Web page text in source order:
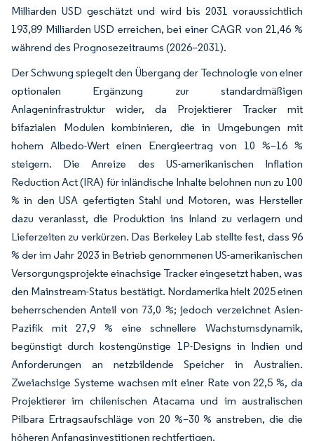
Milliarden USD geschätzt und wird bis 2031 voraussichtlich
193,89 Milliarden USD erreichen, bei einer CAGR von 21,46 %
während des Prognosezeitraums (2026–2031).
Der Schwung spiegelt den Übergang der Technologie von einer
optionalen Ergänzung zur standardmäßigen
Anlageninfrastruktur wider, da Projektierer Tracker mit
bifazialen Modulen kombinieren, die in Umgebungen mit
hohem Albedo-Wert einen Energieertrag von 10 %–16 %
steigern. Die Anreize des US-amerikanischen Inflation
Reduction Act (IRA) für inländische Inhalte belohnen nun zu 100
% in den USA gefertigten Stahl und Motoren, was Hersteller
dazu veranlasst, die Produktion ins Inland zu verlagern und
Lieferzeiten zu verkürzen. Das Berkeley Lab stellte fest, dass 96
% der im Jahr 2023 in Betrieb genommenen US-amerikanischen
Versorgungsprojekte einachsige Tracker eingesetzt haben, was
den Mainstream-Status bestätigt. Nordamerika hielt 2025 einen
beherrschenden Anteil von 73,0 %; jedoch verzeichnet Asien-
Pazifik mit 27,9 % eine schnellere Wachstumsdynamik,
begünstigt durch kostengünstige 1P-Designs in Indien und
Anforderungen an netzbildende Speicher in Australien.
Zweiachsige Systeme wachsen mit einer Rate von 22,5 %, da
Projektierer im chilenischen Atacama und im australischen
Pilbara Ertragsaufschläge von 20 %–30 % anstreben, die die
höheren Anfangsinvestitionen rechtfertigen.